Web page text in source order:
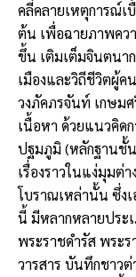
คลี่คลายเหตุการณ์เ
ต้น เพื่อฉายภาพคว
ขึ้น เติมเต็มจินตนา
เมืองและวิถีชีวิตผู้ค
วงภัคภรจันท์ เกษม
เนื้อหา ด้วยแนวคิด
ปฐมภูมิ (หลักฐานชั้
เรื่องราวในแง่มุมต่
โบราณเหล่านั้น ซึ่ง
นี้ มีหลากหลายประ
พระราชดำรัส พระ
วารสาร บันทึกชาว